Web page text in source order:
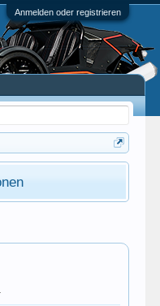
Anmelden oder registrieren